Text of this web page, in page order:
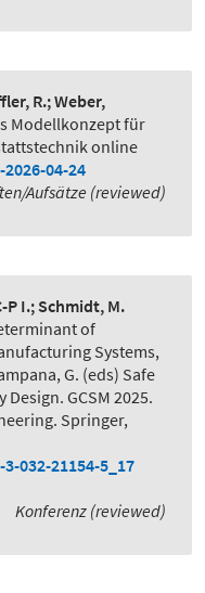
R.; Weber,
Modellkonzept für
online
04-24
Aufsätze (reviewed)
P I.; Schmidt, M.
of
Systems,
G. (eds) Safe
GCSM 2025.
Springer,
032-21154-5_17
Konferenz (reviewed)